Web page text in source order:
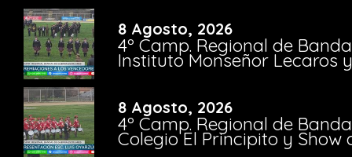
8 Agosto, 2026
4º Camp. Regional de
Instituto Monseñor Lecaros
8 Agosto, 2026
4º Camp. Regional de
Colegio El Principito y Show